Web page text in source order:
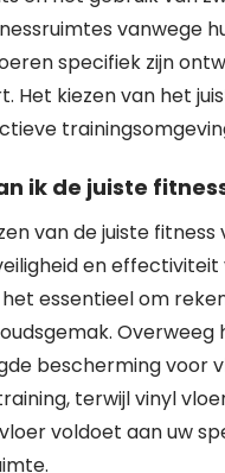
vanwege
specifiek zijn
Het kiezen van het
ik de juiste
van de juiste
en
essentieel om
bescherming voor
terwijl vinyl
voldoet aan uw